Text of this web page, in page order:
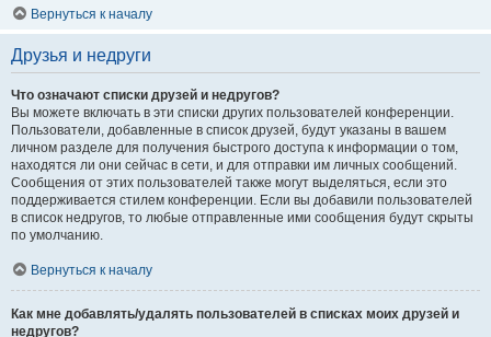
Вернуться к началу
Друзья и недруги
Что означают списки друзей и недругов?
Вы можете включать в эти списки других пользователей конференции.
Пользователи, добавленные в список друзей, будут указаны в вашем
личном разделе для получения быстрого доступа к информации о том,
находятся ли они сейчас в сети, и для отправки им личных сообщений.
Сообщения от этих пользователей также могут выделяться, если это
поддерживается стилем конференции. Если вы добавили пользователей
в список недругов, то любые отправленные ими сообщения будут скрыты
по умолчанию.
Вернуться к началу
Как мне добавлять/удалять пользователей в списках моих друзей и
недругов?